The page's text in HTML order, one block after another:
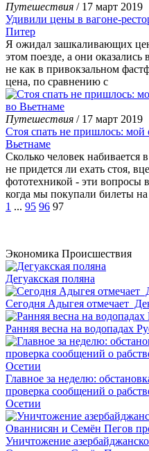
Путешествия / 17 март 2019
Удивили цены в вагоне-
Питер
Я ожидал зашкаливающих
этом поезде, а они
не как в привокзальном
цена, по сравнению с
Путешествия / 17 март 2019
Стоя спать не пришлось: мой
Вьетнаме
Сколько человек набивается
не придется ли ехать стоя,
фототехникой - эти вопросы
когда мы покупали билеты на
1 ... 95 96 97
Экономика Происшествия
Дегуакская поляна
Сегодня Адыгея отмечает
Ранняя весна на водопадах
Главное за неделю:
проверка сообщений о
Осетии
Уничтожение